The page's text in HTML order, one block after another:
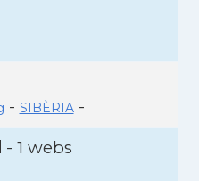
- SIBÈRIA-
- 1 webs